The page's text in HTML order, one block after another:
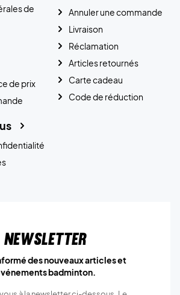
de
de prix
Annuler une commande
Livraison
Réclamation
Articles retournés
Carte cadeau
Code de réduction
Newsletter
des nouveaux articles et
badminton.